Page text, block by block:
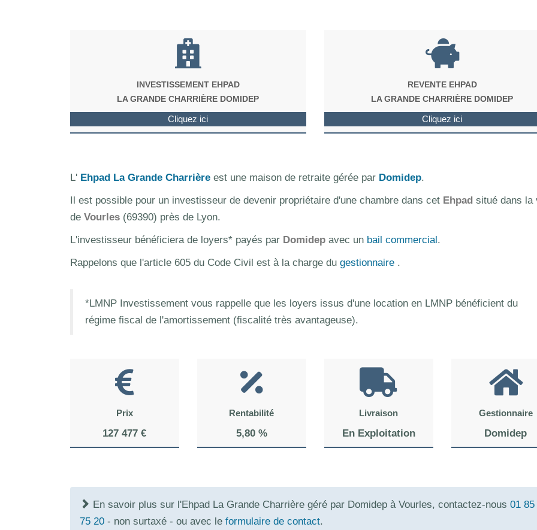
INVESTISSEMENT EHPAD
LA GRANDE CHARRIÈRE DOMIDEP
Cliquez ici
REVENTE EHPAD
LA GRANDE CHARRIÈRE DOMIDEP
Cliquez ici
L' Ehpad La Grande Charrière est une maison de retraite gérée par Domidep.
Il est possible pour un investisseur de devenir propriétaire d'une chambre dans cet Ehpad situé dans la
de Vourles (69390) près de Lyon.
L'investisseur bénéficiera de loyers* payés par Domidep avec un bail commercial.
Rappelons que l'article 605 du Code Civil est à la charge du gestionnaire .
*LMNP Investissement vous rappelle que les loyers issus d'une location en LMNP bénéficient du
régime fiscal de l'amortissement (fiscalité très avantageuse).
Prix
127 477 €
Rentabilité
5,80 %
Livraison
En Exploitation
Gestionnaire
Domidep
En savoir plus sur l'Ehpad La Grande Charrière géré par Domidep à Vourles, contactez-nous 01 85
75 20 - non surtaxé - ou avec le formulaire de contact.